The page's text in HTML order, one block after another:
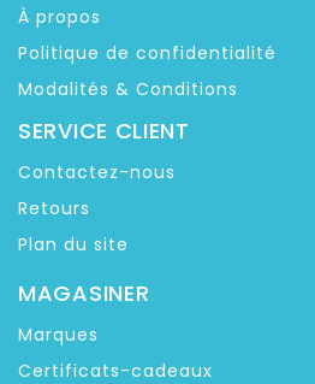
À propos
Politique de confidentialité
Modalités & Conditions
SERVICE CLIENT
Contactez-nous
Retours
Plan du site
MAGASINER
Marques
Certificats-cadeaux